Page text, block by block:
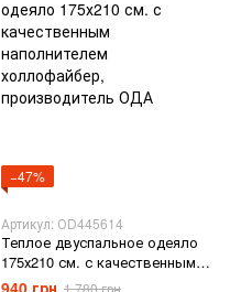
−47%
Артикул: ОD445614
Теплое двуспальное одеяло
175х210 см. с качественным
наполнителем холлофайбер,
940 грн 1 780 грн